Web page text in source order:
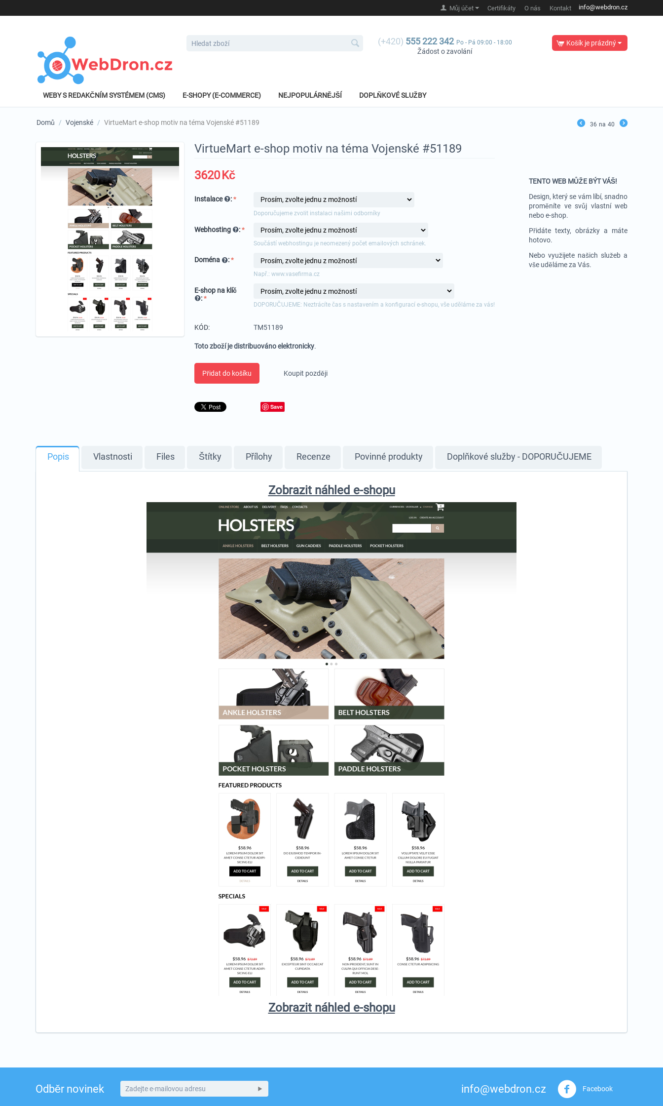
info@webdron.cz
Certifikáty O nás Kontakt
Můj účet
(+420) 555 222 342 Po - Pá 09:00 - 18:00
Žádost o zavolání
Košík je prázdný
WEBY S REDAKČNÍM SYSTÉMEM (CMS) E-SHOPY (E-COMMERCE) NEJPOPULÁRNĚJŠÍ DOPLŇKOVÉ SLUŽBY
Domů / Vojenské / VirtueMart e-shop motiv na téma Vojenské #51189 36 na 40
VirtueMart e-shop motiv na téma Vojenské #51189
TENTO WEB MŮŽE BÝT VÁŠ!
Design, který se vám líbí, snadno
proměníte ve svůj vlastní web
nebo e-shop.
Přidáte texty, obrázky a máte
hotovo.
Nebo využijete našich služeb a
vše uděláme za Vás.
3620Kč
Instalace :
Doporučujeme zvolit instalaci našimi odborníky
Webhosting :
Součástí webhostingu je neomezený počet emailových schránek.
Doména :
Např.: www.vasefirma.cz
E-shop na klíč
:
DOPORUČUJEME: Neztrácíte čas s nastavením a konfigurací e-shopu, vše uděláme za vás!
KÓD: TM51189
Toto zboží je distribuováno elektronicky.
Přidat do košíku Koupit později
Save
Popis Vlastnosti Files Štítky Přílohy Recenze Povinné produkty Doplňkové služby - DOPORUČUJEME
Zobrazit náhled e-shopu
Zobrazit náhled e-shopu
Odběr novinek info@webdron.cz Facebook